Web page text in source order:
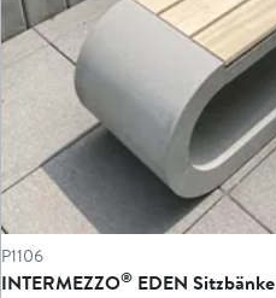
P1106
INTERMEZZO® EDEN Sitzbänke